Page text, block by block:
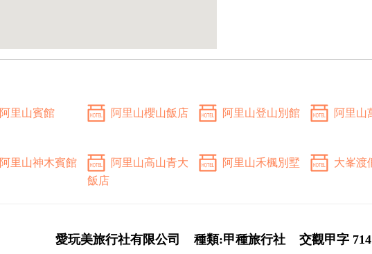
阿里山賓館 阿里山櫻山飯店 阿里山登山別館 阿里山
阿里山神木賓館
阿里山高山青大
飯店
阿里山禾楓別墅 大峯渡
愛玩美旅行社有限公司 種類:甲種旅行社 交觀甲字